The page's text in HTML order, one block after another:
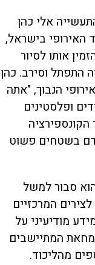
אלי כהן
האירופי בישראל,
אותו לסיור
התפתל וסירב. כהן
הנבוך, "אתה
ופלסטינים
הקונספירציה
בשטחים פשוט
סבור למשל
המרכזיים
מודיעיני על
המתיישבים
מהליכוד.